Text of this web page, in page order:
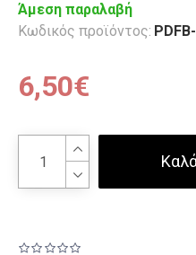
Άμεση παραλαβή
Κωδικός προϊόντος:
6,50€